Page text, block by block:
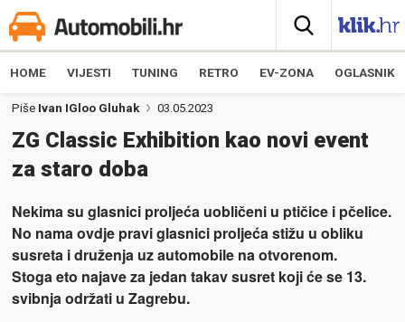
HOME VIJESTI TUNING RETRO EV-ZONA OGLASNIK
Piše Ivan IGloo Gluhak 03.05.2023
ZG Classic Exhibition kao novi event
za staro doba
Nekima su glasnici proljeća uobličeni u ptičice i pčelice.
No nama ovdje pravi glasnici proljeća stižu u obliku
susreta i druženja uz automobile na otvorenom.
Stoga eto najave za jedan takav susret koji će se 13.
svibnja održati u Zagrebu.